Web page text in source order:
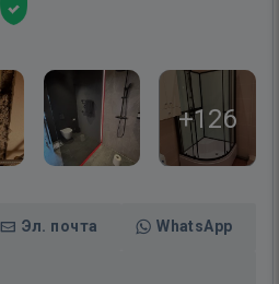
+126
Эл. почта WhatsApp